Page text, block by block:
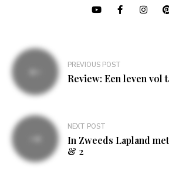
Bericht
navigatie
PREVIOUS POST
Review: Een leven vol
NEXT POST
In Zweeds Lapland
& 2